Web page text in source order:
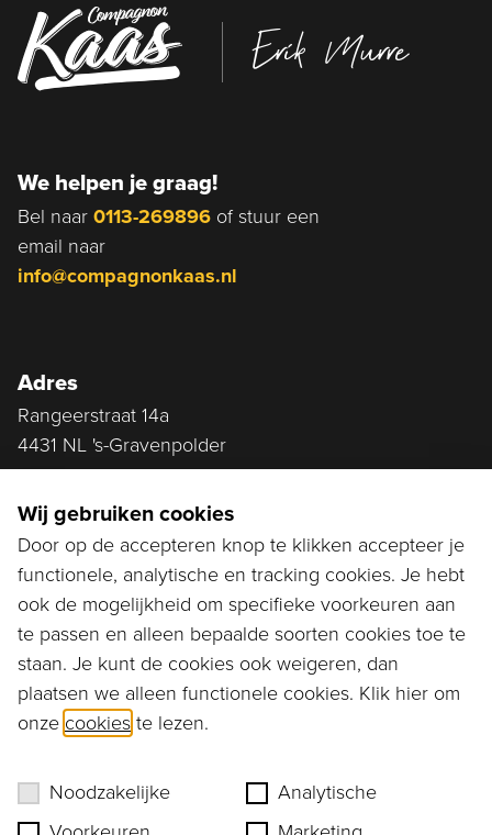
Erik Murre
We helpen je graag!
Bel naar 0113-269896 of stuur een
email naar
info@compagnonkaas.nl
Adres
Rangeerstraat 14a
4431 NL 's-Gravenpolder
Ga naar...
Bestellen
Diensten
Assortiment
Ons verhaal
Wij gebruiken cookies
Door op de accepteren knop te klikken accepteer je
functionele, analytische en tracking cookies. Je hebt
ook de mogelijkheid om specifieke voorkeuren aan
te passen en alleen bepaalde soorten cookies toe te
staan. Je kunt de cookies ook weigeren, dan
plaatsen we alleen functionele cookies. Klik hier om
onze cookies te lezen.
Noodzakelijke
Analytische